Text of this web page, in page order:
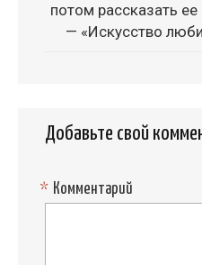
потом рассказать
— «Искусство
Добавьте свой
Комментарий
*